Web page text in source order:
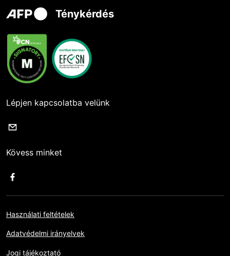
Ténykérdés
Lépjen kapcsolatba velünk
Kövess minket
Használati feltételek
Adatvédelmi irányelvek
Jogi tájékoztató